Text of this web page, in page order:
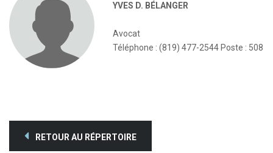
YVES D. BÉLANGER
Avocat
Téléphone : (819) 477-2544 Poste : 508
RETOUR AU RÉPERTOIRE